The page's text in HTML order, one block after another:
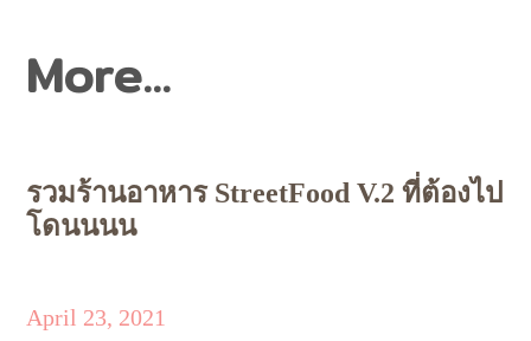
More...
รวมร้านอาหาร StreetFood V.2 ที่ต้องไป
โดนนนน
April 23, 2021